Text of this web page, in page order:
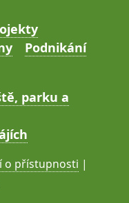
Podnikání
parku a
o přístupnosti |